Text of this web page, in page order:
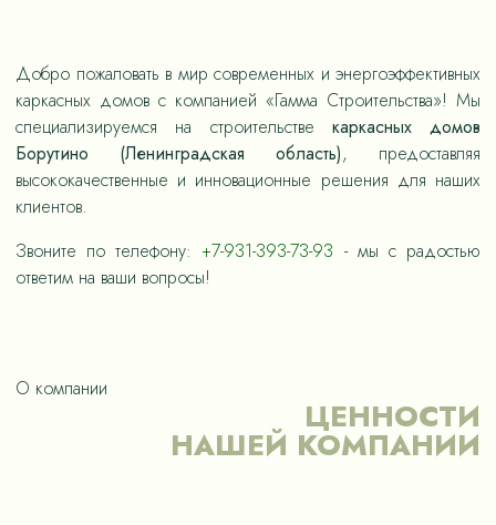
Добро пожаловать в мир современных и энергоэффективных
каркасных домов с компанией «Гамма Строительства»! Мы
специализируемся на строительстве каркасных домов
Борутино (Ленинградская область), предоставляя
высококачественные и инновационные решения для наших
клиентов.
Звоните по телефону:+7-931-393-73-93 - мы с радостью
ответим на ваши вопросы!
О компании
ЦЕННОСТИ
НАШЕЙ КОМПАНИИ